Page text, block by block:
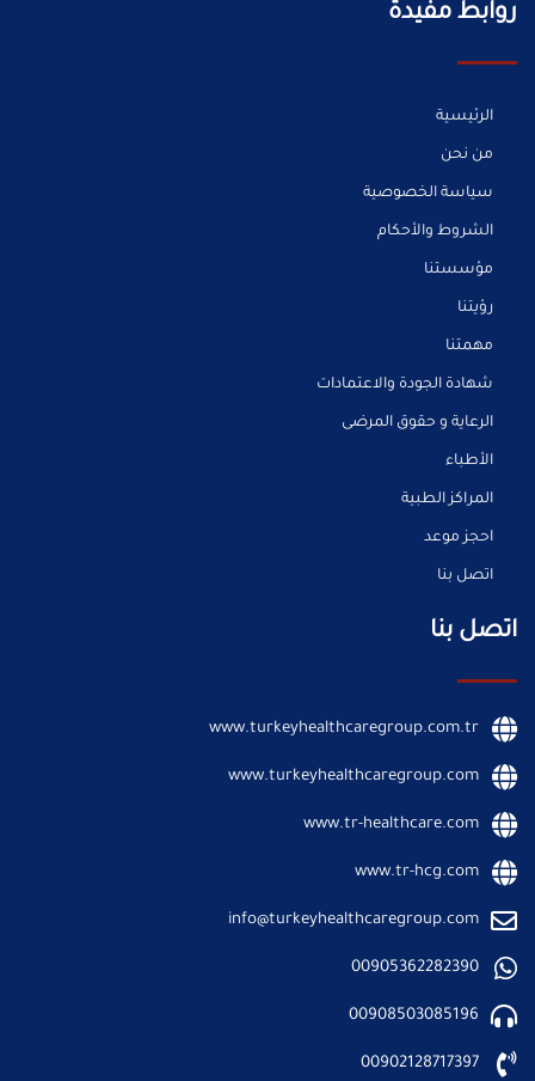
روابط مفيدة
الرئيسية
من نحن
سياسة الخصوصية
الشروط والأحكام
مؤسستنا
رؤيتنا
مهمتنا
شهادة الجودة والاعتمادات
الرعاية و حقوق المرضى
الأطباء
المراكز الطبية
احجز موعد
اتصل بنا
اتصل بنا
www.turkeyhealthcaregroup.com.tr
www.turkeyhealthcaregroup.com
www.tr-healthcare.com
www.tr-hcg.com
info@turkeyhealthcaregroup.com
00905362282390
00908503085196
00902128717397